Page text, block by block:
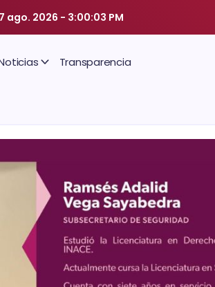
ago. 2026 - 3:00:03 PM
Transparencia